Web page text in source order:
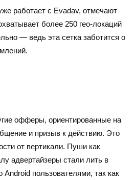
работает с Evadav, отмечают
более 250 гео-локаций
— ведь эта сетка заботится о
офферы, ориентированные на
и призыв к действию. Это
от вертикали. Пуши как
адвертайзеры стали лить в
пользователями, так как